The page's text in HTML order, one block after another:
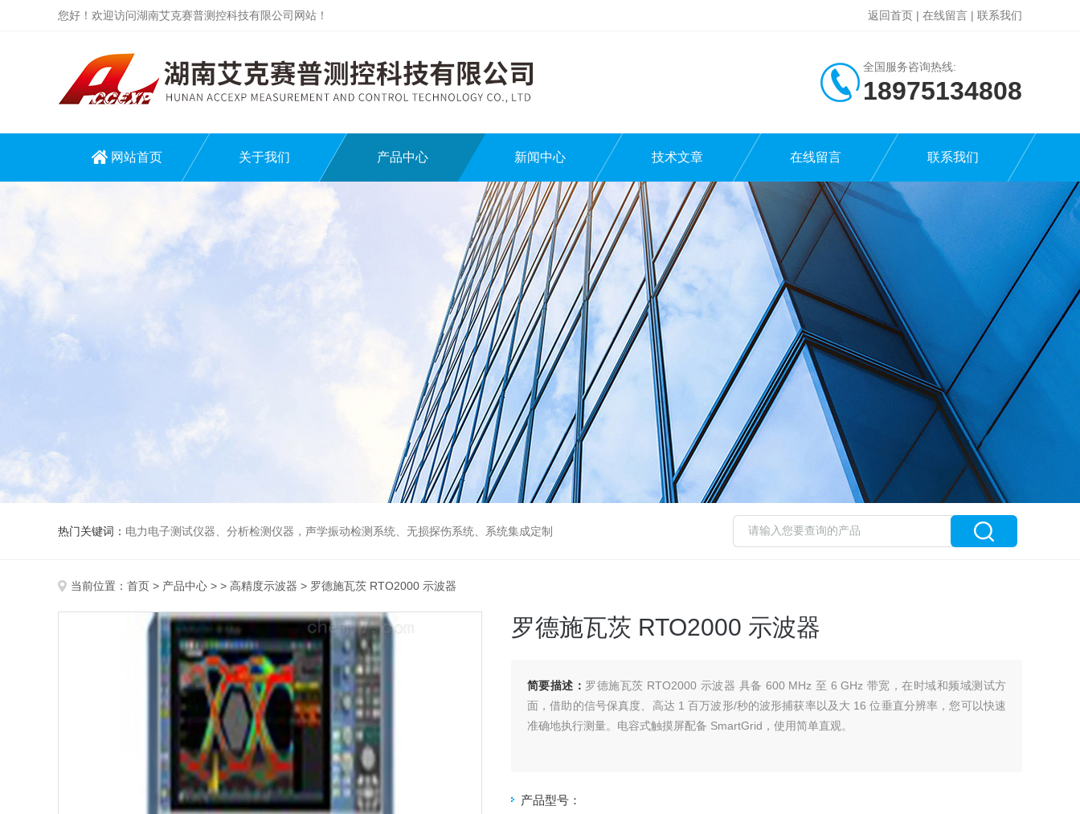
您好！欢迎访问湖南艾克赛普测控科技有限公司网站！ 返回首页 | 在线留言 | 联系我们
全国服务咨询热线:
18975134808
网站首页 关于我们 产品中心 新闻中心 技术文章 在线留言 联系我们
热门关键词： 电力电子测试仪器、分析检测仪器，声学振动检测系统、无损探伤系统、系统集成定制
当前位置： 首页 > 产品中心 > > 高精度示波器 > 罗德施瓦茨 RTO2000 示波器
罗德施瓦茨 RTO2000 示波器
简要描述： 罗德施瓦茨 RTO2000 示波器 具备 600 MHz 至 6 GHz 带宽，在时域和频域测试方
面，借助的信号保真度、高达 1 百万波形/秒的波形捕获率以及大 16 位垂直分辨率，您可以快速
准确地执行测量。电容式触摸屏配备 SmartGrid，使用简单直观。
产品型号：